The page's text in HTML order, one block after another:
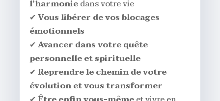
l’harmoniedans votre vie
✔Vous libérer de vos blocages
émotionnels
✔Avancer dans votre quête
personnelle et spirituelle
✔Reprendre le chemin de votre
évolution et vous transformer